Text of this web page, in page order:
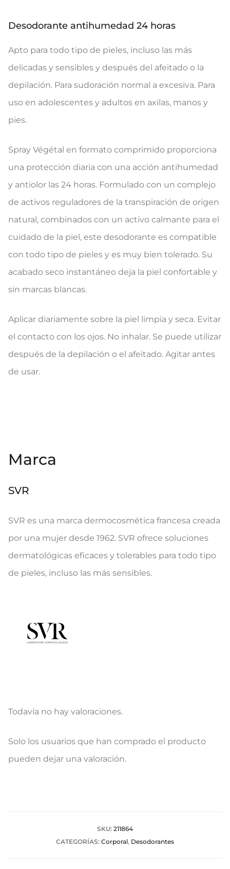
Desodorante antihumedad 24 horas
Apto para todo tipo de pieles, incluso las más
delicadas y sensibles y después del afeitado o la
depilación. Para sudoración normal a excesiva. Para
uso en adolescentes y adultos en axilas, manos y
pies.
Spray Végétal en formato comprimido proporciona
una protección diaria con una acción antihumedad
y antiolor las 24 horas. Formulado con un complejo
de activos reguladores de la transpiración de origen
natural, combinados con un activo calmante para el
cuidado de la piel, este desodorante es compatible
con todo tipo de pieles y es muy bien tolerado. Su
acabado seco instantáneo deja la piel confortable y
sin marcas blancas.
Aplicar diariamente sobre la piel limpia y seca. Evitar
el contacto con los ojos. No inhalar. Se puede utilizar
después de la depilación o el afeitado. Agitar antes
de usar.
Marca
SVR
SVR es una marca dermocosmética francesa creada
por una mujer desde 1962. SVR ofrece soluciones
dermatológicas eficaces y tolerables para todo tipo
de pieles, incluso las más sensibles.
V
a
Todavía no hay valoraciones.
Solo los usuarios que han comprado el producto
pueden dejar una valoración.
SKU: 211864
CATEGORÍAS: Corporal, Desodorantes